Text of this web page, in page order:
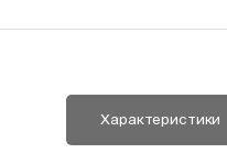
Характеристики